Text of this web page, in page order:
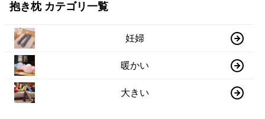
抱き枕 カテゴリ一覧
妊婦
暖かい
大きい